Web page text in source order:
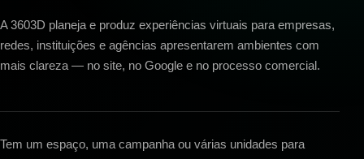
A 3603D planeja e produz experiências virtuais para empresas,
redes, instituições e agências apresentarem ambientes com
mais clareza — no site, no Google e no processo comercial.
Tem um espaço, uma campanha ou várias unidades para